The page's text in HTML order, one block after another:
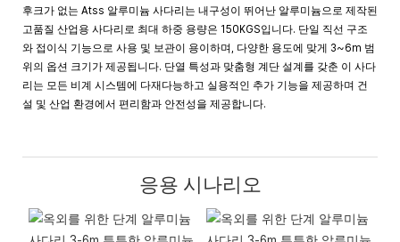
후크가 없는 Atss 알루미늄 사다리는 내구성이 뛰어난 알루미늄으로 제작된
고품질 산업용 사다리로 최대 하중 용량은 150KGS입니다. 단일 직선 구조
와 접이식 기능으로 사용 및 보관이 용이하며, 다양한 용도에 맞게 3~6m 범
위의 옵션 크기가 제공됩니다. 단열 특성과 맞춤형 계단 설계를 갖춘 이 사다
리는 모든 비계 시스템에 다재다능하고 실용적인 추가 기능을 제공하며 건
설 및 산업 환경에서 편리함과 안전성을 제공합니다.
응용 시나리오